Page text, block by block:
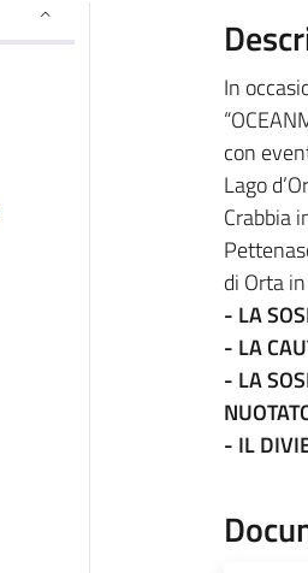
In
con
Lago
Crabbia
di Orta
- LA
- LA
- LA
- IL